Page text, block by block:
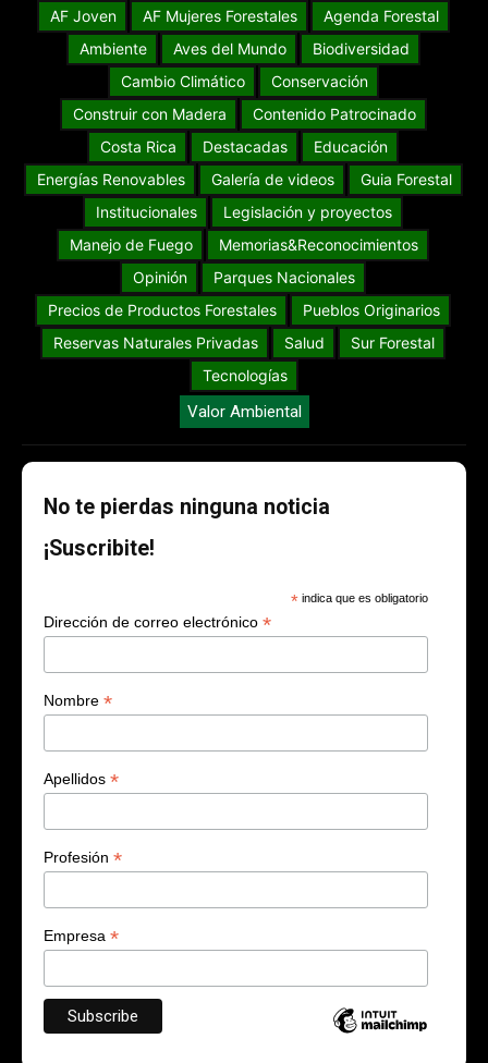
AF Joven AF Mujeres Forestales
Agenda Forestal
Ambiente
Aves del Mundo
Biodiversidad
Cambio Climático
Conservación
Construir con Madera
Contenido Patrocinado
Costa Rica
Destacadas
Educación
Energías Renovables
Galería de videos
Guia Forestal
Institucionales
Legislación y proyectos
Manejo de Fuego
Memorias&Reconocimientos
Opinión
Parques Nacionales
Precios de Productos Forestales
Pueblos Originarios
Reservas Naturales Privadas
Salud
Sur Forestal
Tecnologías
Valor Ambiental
No te pierdas ninguna noticia
¡Suscribite!
* indica que es obligatorio
Dirección de correo electrónico *
Nombre *
Apellidos *
Profesión *
Empresa *